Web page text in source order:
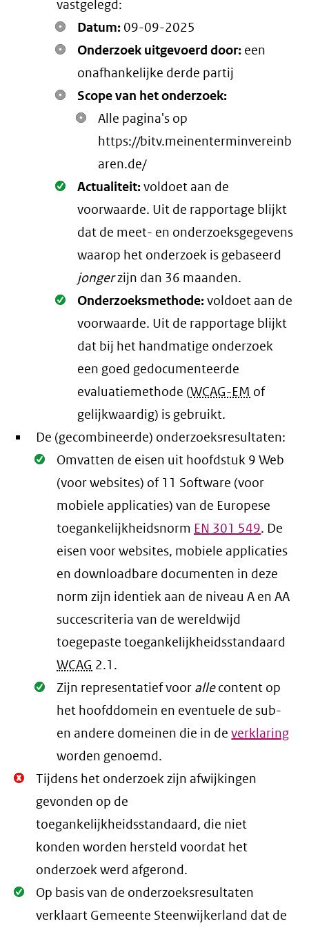
vastgelegd:
Datum: 09-09-2025
Onderzoek uitgevoerd door: een
onafhankelijke derde partij
Scope van het onderzoek:
Alle pagina's op
https://bitv.meinenterminvereinb
aren.de/
Oké.
Actualiteit:voldoet aan de
voorwaarde. Uit de rapportage blijkt
dat de meet- en onderzoeksgegevens
waarop het onderzoek is gebaseerd
jongerzijn dan 36 maanden.
Oké.
Onderzoeksmethode:voldoet aan de
voorwaarde. Uit de rapportage blijkt
dat bij het handmatige onderzoek
een goed gedocumenteerde
evaluatiemethode (WCAG-EM of
gelijkwaardig) is gebruikt.
De (gecombineerde) onderzoeksresultaten:
Oké.
Omvatten de eisen uit hoofdstuk 9 Web
(voor websites) of 11 Software (voor
mobiele applicaties) van de Europese
toegankelijkheidsnorm EN 301 549. De
eisen voor websites, mobiele applicaties
en downloadbare documenten in deze
norm zijn identiek aan de niveau A en AA
succescriteria van de wereldwijd
toegepaste toegankelijkheidsstandaard
WCAG 2.1 .
Oké.
Zijn representatief voor allecontent op
het hoofddomein en eventuele de sub-
en andere domeinen die in deverklaring
worden genoemd.
Niet
Oké.
Tijdens het onderzoek zijn afwijkingen
gevonden op de
toegankelijkheidsstandaard, die niet
konden worden hersteld voordat het
onderzoek werd afgerond.
Oké.
Op basis van de onderzoeksresultaten
verklaart Gemeente Steenwijkerland dat de